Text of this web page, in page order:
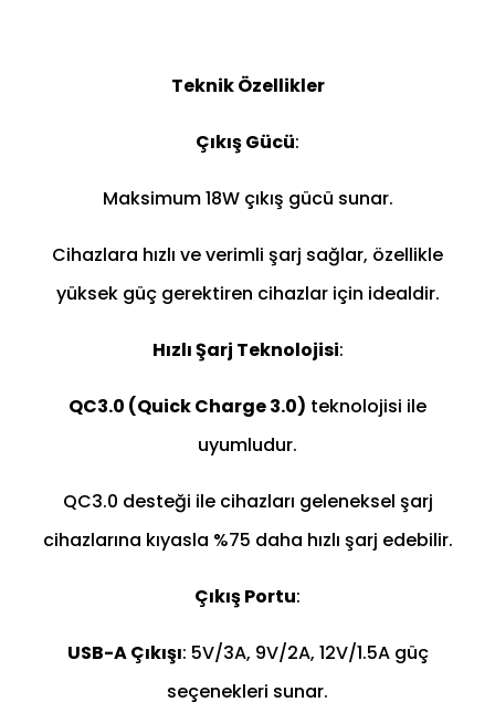
Teknik Özellikler
Çıkış Gücü:
Maksimum 18W çıkış gücü sunar.
Cihazlara hızlı ve verimli şarj sağlar, özellikle
yüksek güç gerektiren cihazlar için idealdir.
Hızlı Şarj Teknolojisi:
QC3.0 (Quick Charge 3.0) teknolojisi ile
uyumludur.
QC3.0 desteği ile cihazları geleneksel şarj
cihazlarına kıyasla %75 daha hızlı şarj edebilir.
Çıkış Portu:
USB-A Çıkışı: 5V/3A, 9V/2A, 12V/1.5A güç
seçenekleri sunar.